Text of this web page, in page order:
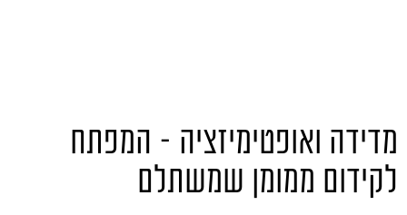
מדידה ואופטימיזציה – המפתח
לקידום ממומן שמשתלם